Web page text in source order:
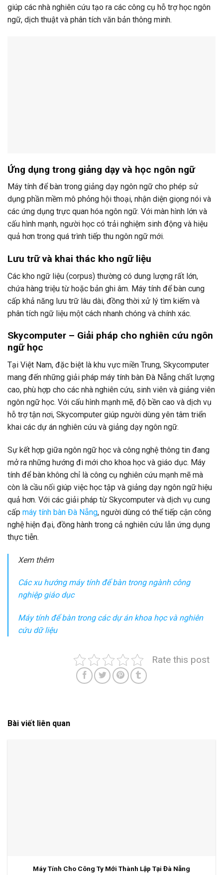
giúp các nhà nghiên cứu tạo ra các công cụ hỗ trợ học ngôn
ngữ, dịch thuật và phân tích văn bản thông minh.
Ứng dụng trong giảng dạy và học ngôn ngữ
Máy tính để bàn trong giảng dạy ngôn ngữ cho phép sử
dụng phần mềm mô phỏng hội thoại, nhận diện giọng nói và
các ứng dụng trực quan hóa ngôn ngữ. Với màn hình lớn và
cấu hình mạnh, người học có trải nghiệm sinh động và hiệu
quả hơn trong quá trình tiếp thu ngôn ngữ mới.
Lưu trữ và khai thác kho ngữ liệu
Các kho ngữ liệu (corpus) thường có dung lượng rất lớn,
chứa hàng triệu từ hoặc bản ghi âm. Máy tính để bàn cung
cấp khả năng lưu trữ lâu dài, đồng thời xử lý tìm kiếm và
phân tích ngữ liệu một cách nhanh chóng và chính xác.
Skycomputer – Giải pháp cho nghiên cứu ngôn
ngữ học
Tại Việt Nam, đặc biệt là khu vực miền Trung, Skycomputer
mang đến những giải pháp máy tính bàn Đà Nẵng chất lượng
cao, phù hợp cho các nhà nghiên cứu, sinh viên và giảng viên
ngôn ngữ học. Với cấu hình mạnh mẽ, độ bền cao và dịch vụ
hỗ trợ tận nơi, Skycomputer giúp người dùng yên tâm triển
khai các dự án nghiên cứu và giảng dạy ngôn ngữ.
Sự kết hợp giữa ngôn ngữ học và công nghệ thông tin đang
mở ra những hướng đi mới cho khoa học và giáo dục. Máy
tính để bàn không chỉ là công cụ nghiên cứu mạnh mẽ mà
còn là cầu nối giúp việc học tập và giảng dạy ngôn ngữ hiệu
quả hơn. Với các giải pháp từ Skycomputer và dịch vụ cung
cấp máy tính bàn Đà Nẵng, người dùng có thể tiếp cận công
nghệ hiện đại, đồng hành trong cả nghiên cứu lẫn ứng dụng
thực tiễn.
Xem thêm
Các xu hướng máy tính để bàn trong ngành công
nghiệp giáo dục
Máy tính để bàn trong các dự án khoa học và nghiên
cứu dữ liệu
Rate this post
Bài viết liên quan
Máy Tính Cho Công Ty Mới Thành Lập Tại Đà Nẵng